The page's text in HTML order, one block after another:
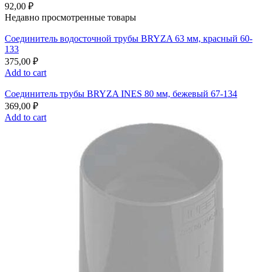
92,00 ₽
Недавно просмотренные товары
Соединитель водосточной трубы BRYZA 63 мм, краcный 60-
133
375,00 ₽
Add to cart
Соединитель трубы BRYZA INES 80 мм, бежевый 67-134
369,00 ₽
Add to cart